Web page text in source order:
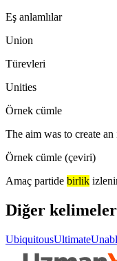
Eş anlamlılar
Union
Türevleri
Unities
Örnek cümle
The aim was to create
Örnek cümle (çeviri)
Amaç partide birlik
Diğer kelimeler
UbiquitousUltimate